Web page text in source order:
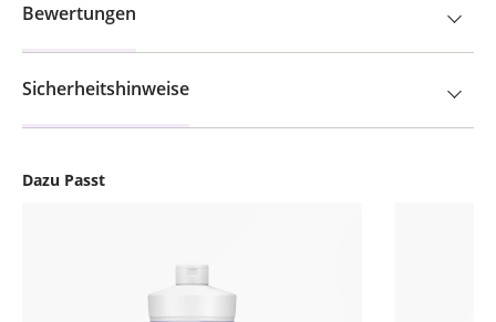
Dazu Passt
Bewertungen
Sicherheitshinweise